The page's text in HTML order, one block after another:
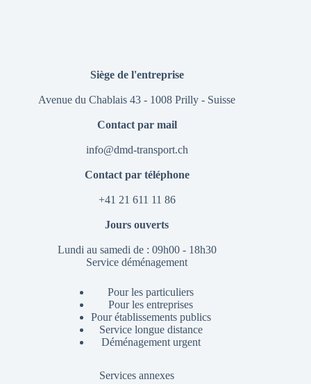
Siège de l'entreprise
Avenue du Chablais 43 - 1008 Prilly - Suisse
Contact par mail
info@dmd-transport.ch
Contact par téléphone
+41 21 611 11 86
Jours ouverts
Lundi au samedi de : 09h00 - 18h30
Service déménagement
Pour les particuliers
Pour les entreprises
Pour établissements publics
Service longue distance
Déménagement urgent
Services annexes